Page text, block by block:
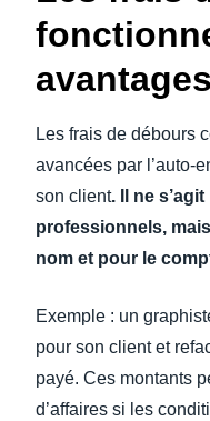
avantages
Les frais de débours
avancées par l’auto-
son client. Il ne
professionnels,
nom et pour le
Exemple : un
pour son client et
payé. Ces montants
d’affaires si les